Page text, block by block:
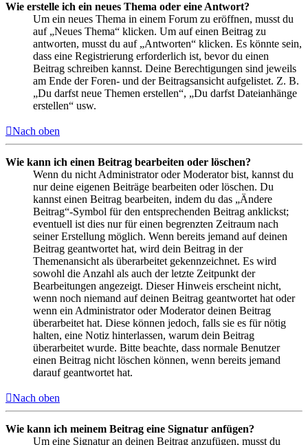
Wie erstelle ich ein neues Thema oder eine Antwort?
Um ein neues Thema in einem Forum zu eröffnen, musst du
auf „Neues Thema“ klicken. Um auf einen Beitrag zu
antworten, musst du auf „Antworten“ klicken. Es könnte sein,
dass eine Registrierung erforderlich ist, bevor du einen
Beitrag schreiben kannst. Deine Berechtigungen sind jeweils
am Ende der Foren- und der Beitragsansicht aufgelistet. Z. B.
„Du darfst neue Themen erstellen“, „Du darfst Dateianhänge
erstellen“ usw.
Nach oben
Wie kann ich einen Beitrag bearbeiten oder löschen?
Wenn du nicht Administrator oder Moderator bist, kannst du
nur deine eigenen Beiträge bearbeiten oder löschen. Du
kannst einen Beitrag bearbeiten, indem du das „Ändere
Beitrag“-Symbol für den entsprechenden Beitrag anklickst;
eventuell ist dies nur für einen begrenzten Zeitraum nach
seiner Erstellung möglich. Wenn bereits jemand auf deinen
Beitrag geantwortet hat, wird dein Beitrag in der
Themenansicht als überarbeitet gekennzeichnet. Es wird
sowohl die Anzahl als auch der letzte Zeitpunkt der
Bearbeitungen angezeigt. Dieser Hinweis erscheint nicht,
wenn noch niemand auf deinen Beitrag geantwortet hat oder
wenn ein Administrator oder Moderator deinen Beitrag
überarbeitet hat. Diese können jedoch, falls sie es für nötig
halten, eine Notiz hinterlassen, warum dein Beitrag
überarbeitet wurde. Bitte beachte, dass normale Benutzer
einen Beitrag nicht löschen können, wenn bereits jemand
darauf geantwortet hat.
Nach oben
Wie kann ich meinem Beitrag eine Signatur anfügen?
Um eine Signatur an deinen Beitrag anzufügen, musst du